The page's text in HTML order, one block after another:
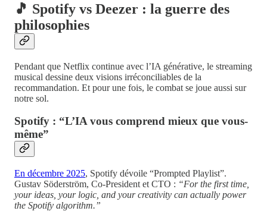
🎵 Spotify vs Deezer : la guerre des
philosophies
Pendant que Netflix continue avec l’IA générative, le streaming
musical dessine deux visions irréconciliables de la
recommandation. Et pour une fois, le combat se joue aussi sur
notre sol.
Spotify : “L’IA vous comprend mieux que vous-
même”
En décembre 2025, Spotify dévoile “Prompted Playlist”.
Gustav Söderström, Co-President et CTO : “For the first time,
your ideas, your logic, and your creativity can actually power
the Spotify algorithm.”